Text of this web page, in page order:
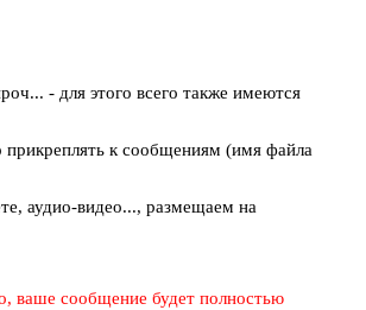
- для этого всего также имеются
к сообщениям (имя файла
аудио-видео..., размещаем на
ваше сообщение будет полностью